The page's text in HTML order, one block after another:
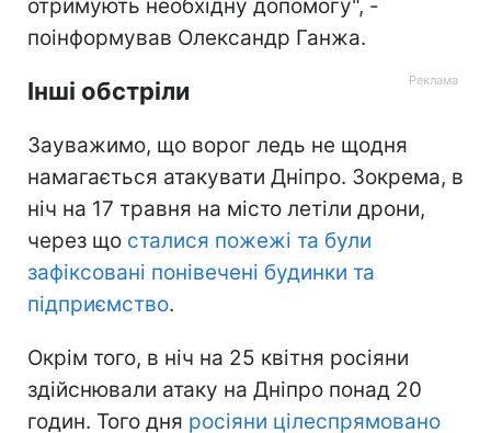
отримують необхідну допомогу", -
поінформував Олександр Ганжа.
Інші обстріли
Зауважимо, що ворог ледь не щодня
намагається атакувати Дніпро. Зокрема, в
ніч на 17 травня на місто летіли дрони,
через що сталися пожежі та були
зафіксовані понівечені будинки та
підприємство.
Окрім того, в ніч на 25 квітня росіяни
здійснювали атаку на Дніпро понад 20
годин. Того дня росіяни цілеспрямовано